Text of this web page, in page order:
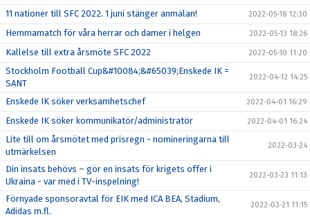
11 nationer till SFC 2022. 1 juni stänger anmälan! 2022-05-18 12:30
Hemmamatch för våra herrar och damer i helgen 2022-05-13 18:26
Kallelse till extra årsmöte SFC 2022 2022-05-10 11:20
Stockholm Football Cup&#10084;&#65039;Enskede IK =
SANT
2022-04-12 14:25
Enskede IK söker verksamhetschef 2022-04-01 16:29
Enskede IK söker kommunikatör/administratör 2022-04-01 16:24
Lite till om årsmötet med prisregn - nomineringarna till
utmärkelsen
2022-03-24
Din insats behövs – gör en insats för krigets offer i
Ukraina - var med i TV-inspelning!
2022-03-23 11:13
Förnyade sponsoravtal för EIK med ICA BEA, Stadium,
Adidas m.fl.
2022-03-21 11:15